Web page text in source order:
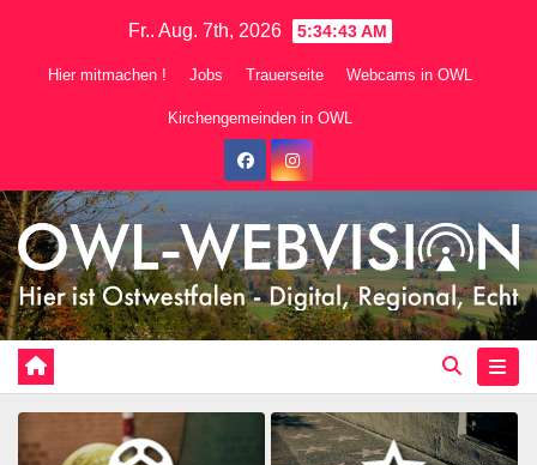
Fr.. Aug. 7th, 2026 5:34:44 AM
Hier mitmachen ! Jobs Trauerseite Webcams in OWL
Kirchengemeinden in OWL